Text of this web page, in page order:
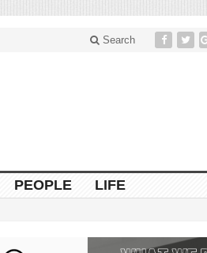
Search
PEOPLE LIFE